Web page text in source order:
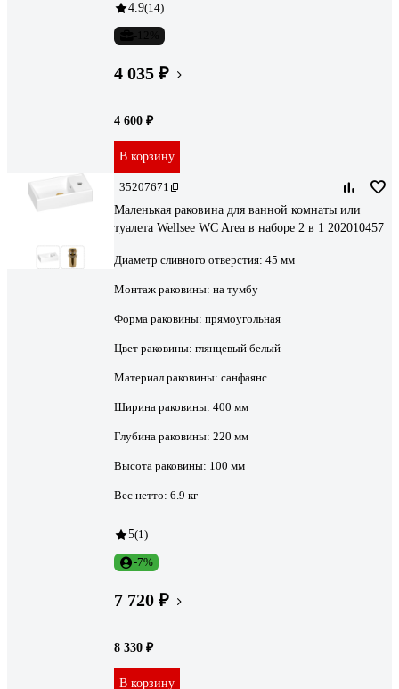
4.9(14)
4 035 ₽
4 600 ₽
В корзину
35207671
Маленькая раковина для ванной комнаты или
туалета Wellsee WC Area в наборе 2 в 1 202010457
Диаметр сливного отверстия: 45 мм
Монтаж раковины: на тумбу
Форма раковины: прямоугольная
Цвет раковины: глянцевый белый
Материал раковины: санфаянс
Ширина раковины: 400 мм
Глубина раковины: 220 мм
Высота раковины: 100 мм
Вес нетто: 6.9 кг
5(1)
-7%
7 720 ₽
8 330 ₽
В корзину